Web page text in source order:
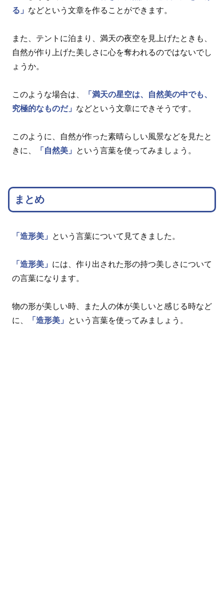
る」 などという文章を作ることができます。
また、テントに泊まり、満天の夜空を見上げたときも、
自然が作り上げた美しさに心を奪われるのではないでし
ょうか。
このような場合は、
「満天の星空は、自然美の中でも、
究極的なものだ」 などという文章にできそうです。
このように、自然が作った素晴らしい風景などを見たと
きに、
「自然美」 という言葉を使ってみましょう。
まとめ
「造形美」 という言葉について見てきました。
「造形美」 には、作り出された形の持つ美しさについて
の言葉になります。
物の形が美しい時、また人の体が美しいと感じる時など
に、
「造形美」 という言葉を使ってみましょう。